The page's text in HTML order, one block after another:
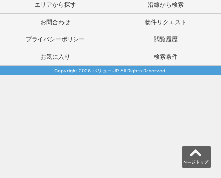
エリアから探す 沿線から検索
お問合わせ 物件リクエスト
プライバシーポリシー 閲覧履歴
お気に入り 検索条件
Copyright 2026 バリュー.JP All Rights Reserved.